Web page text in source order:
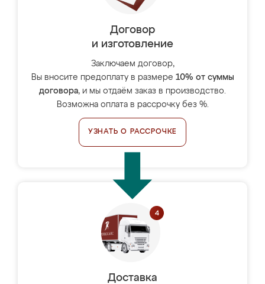
Договор
и изготовление
Заключаем договор,
Вы вносите предоплату в размере 10% от суммы
договора, и мы отдаём заказ в производство.
Возможна оплата в рассрочку без %.
УЗНАТЬ О РАССРОЧКЕ
Доставка